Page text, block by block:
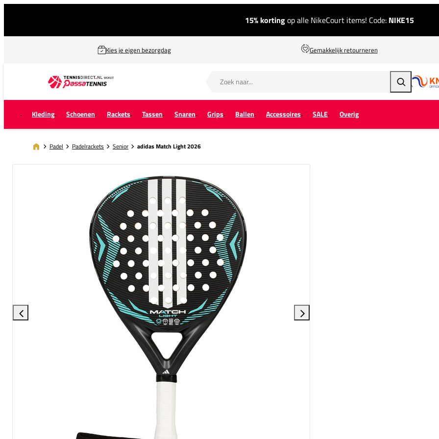
15% kortingop alle NikeCourt items! Code: NIKE15
Kies je eigen bezorgdag Gemakkelijk retourneren
Zoeken
Kleding Schoenen Rackets Tassen Snaren Grips Ballen Accessoires SALE Overig
Padel Padelrackets Senior adidas Match Light 2026